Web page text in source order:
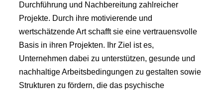
Durchführung und Nachbereitung zahlreicher
Projekte. Durch ihre motivierende und
wertschätzende Art schafft sie eine vertrauensvolle
Basis in ihren Projekten. Ihr Ziel ist es,
Unternehmen dabei zu unterstützen, gesunde und
nachhaltige Arbeitsbedingungen zu gestalten sowie
Strukturen zu fördern, die das psychische